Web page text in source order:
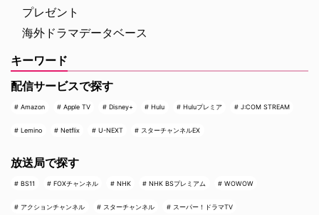
プレゼント
海外ドラマデータベース
キーワード
配信サービスで探す
Amazon Apple TV Disney+ Hulu Huluプレミア J:COM STREAM
Lemino Netflix U-NEXT スターチャンネルEX
放送局で探す
BS11 FOXチャンネル NHK NHK BSプレミアム WOWOW
アクションチャンネル スターチャンネル スーパー！ドラマTV